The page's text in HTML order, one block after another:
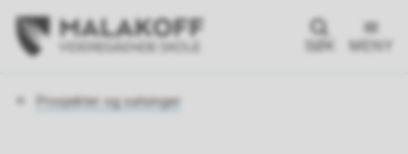
SØK MENY
Du
Prosjekter og satsinger